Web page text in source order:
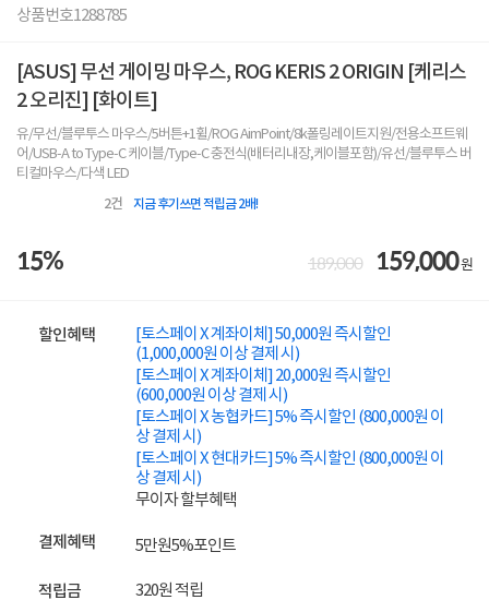
상품번호1288785
[ASUS] 무선 게이밍 마우스, ROG KERIS 2 ORIGIN [케리스
2 오리진] [화이트]
유/무선/블루투스 마우스/5버튼+1휠/ROG AimPoint/8k폴링레이트지원/전용소프트웨
어/USB-A to Type-C 케이블/Type-C 충전식(배터리내장,케이블포함)/유선/블루투스 버
티컬마우스/다색 LED
2건 지금 후기쓰면 적립금 2배!
15% 189,000 159,000원
할인혜택
[토스페이 X 계좌이체] 50,000원 즉시할인
(1,000,000원 이상 결제 시)
[토스페이 X 계좌이체] 20,000원 즉시할인
(600,000원 이상 결제 시)
[토스페이 X 농협카드] 5% 즉시할인 (800,000원 이
상 결제 시)
[토스페이 X 현대카드] 5% 즉시할인 (800,000원 이
상 결제 시)
무이자 할부혜택
결제혜택 5만원5%포인트
적립금 320원 적립